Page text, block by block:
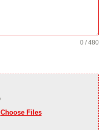
0 / 480
Choose Files